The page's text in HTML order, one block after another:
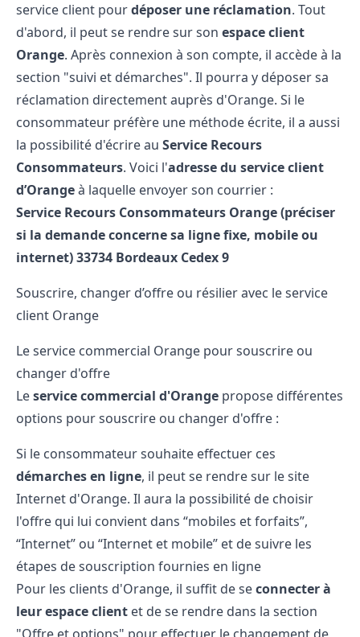
service client pourdéposer une réclamation. Tout
d'abord, il peut se rendre sur son espace client
Orange. Après connexion à son compte, il accède à la
section "suivi et démarches". Il pourra y déposer sa
réclamation directement auprès d'Orange. Si le
consommateur préfère une méthode écrite, il a aussi
la possibilité d'écrire au Service Recours
Consommateurs. Voici l'adresse du service client
d’Orangeà laquelle envoyer son courrier :
Service Recours Consommateurs Orange (préciser
si la demande concerne sa ligne fixe, mobile ou
internet) 33734 Bordeaux Cedex 9
Souscrire, changer d’offre ou résilier avec le service
client Orange
Le service commercial Orange pour souscrire ou
changer d'offre
Leservice commercial d'Orange propose différentes
options pour souscrire ou changer d'offre :
Si le consommateur souhaite effectuer ces
démarches en ligne, il peut se rendre sur le site
Internet d'Orange. Il aura la possibilité de choisir
l'offre qui lui convient dans “mobiles et forfaits”,
“Internet” ou “Internet et mobile” et de suivre les
étapes de souscription fournies en ligne
Pour les clients d'Orange, il suffit de seconnecter à
leur espace client et de se rendre dans la section